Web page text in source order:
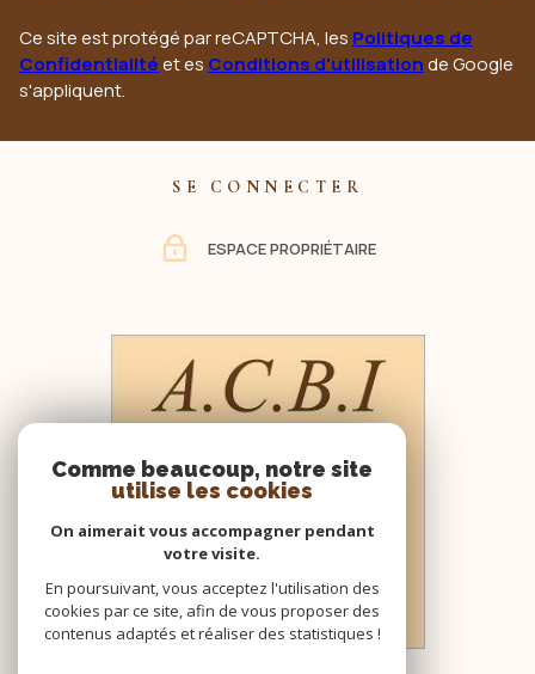
Ce site est protégé par reCAPTCHA, les Politiques de
Confidentialitéet es Conditions d'utilisationde Google
s'appliquent.
SE CONNECTER
ESPACE PROPRIÉTAIRE
Comme beaucoup, notre site
utilise les cookies
On aimerait vous accompagner pendant
votre visite.
En poursuivant, vous acceptez l'utilisation des
cookies par ce site, afin de vous proposer des
contenus adaptés et réaliser des statistiques !